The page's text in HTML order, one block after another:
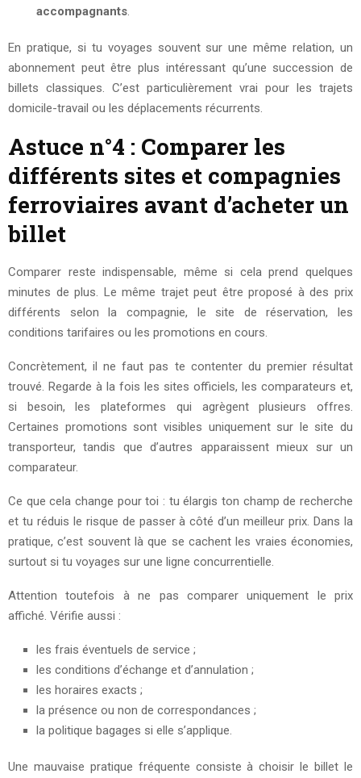
accompagnants
En pratique, si tu voyages souvent sur une même relation, un
abonnement peut être plus intéressant qu’une succession de
billets classiques. C’est particulièrement vrai pour les trajets
domicile-travail ou les déplacements récurrents.
Astuce n°4 : Comparer les
différents sites et compagnies
ferroviaires avant d’acheter un
billet
Comparer reste indispensable, même si cela prend quelques
minutes de plus. Le même trajet peut être proposé à des prix
différents selon la compagnie, le site de réservation, les
conditions tarifaires ou les promotions en cours.
Concrètement, il ne faut pas te contenter du premier résultat
trouvé. Regarde à la fois les sites officiels, les comparateurs et,
si besoin, les plateformes qui agrègent plusieurs offres.
Certaines promotions sont visibles uniquement sur le site du
transporteur, tandis que d’autres apparaissent mieux sur un
comparateur.
Ce que cela change pour toi : tu élargis ton champ de recherche
et tu réduis le risque de passer à côté d’un meilleur prix. Dans la
pratique, c’est souvent là que se cachent les vraies économies,
surtout si tu voyages sur une ligne concurrentielle.
Attention toutefois à ne pas comparer uniquement le prix
affiché. Vérifie aussi :
les frais éventuels de service ;
les conditions d’échange et d’annulation ;
les horaires exacts ;
la présence ou non de correspondances ;
la politique bagages si elle s’applique.
Une mauvaise pratique fréquente consiste à choisir le billet le